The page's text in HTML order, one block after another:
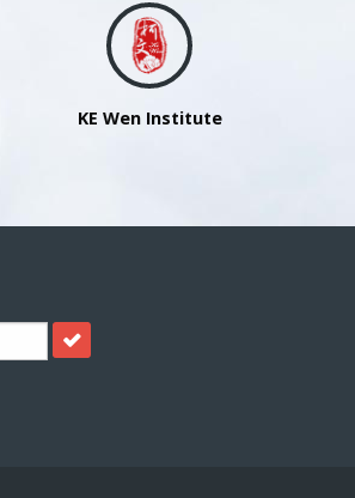
KE Wen Institute